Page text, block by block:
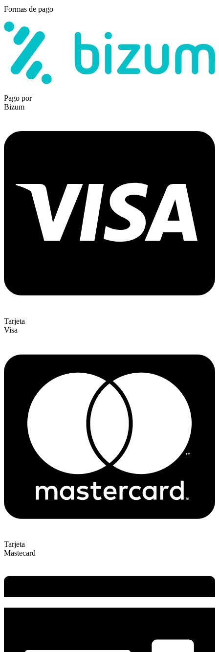
Formas de pago
Pago por
Bizum
Tarjeta
Visa
Tarjeta
Mastecard